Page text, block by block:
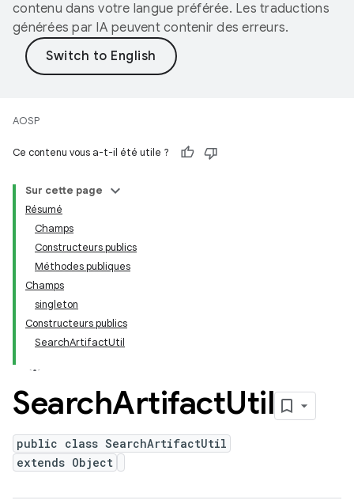
contenu dans votre langue préférée. Les traductions
générées par IA peuvent contenir des erreurs.
AOSP
Ce contenu vous a-t-il été utile ?
Sur cette page
Résumé
Champs
Constructeurs publics
Méthodes publiques
Champs
singleton
Constructeurs publics
SearchArtifactUtil
SearchArtifactUtil
public class SearchArtifactUtil
extends Object